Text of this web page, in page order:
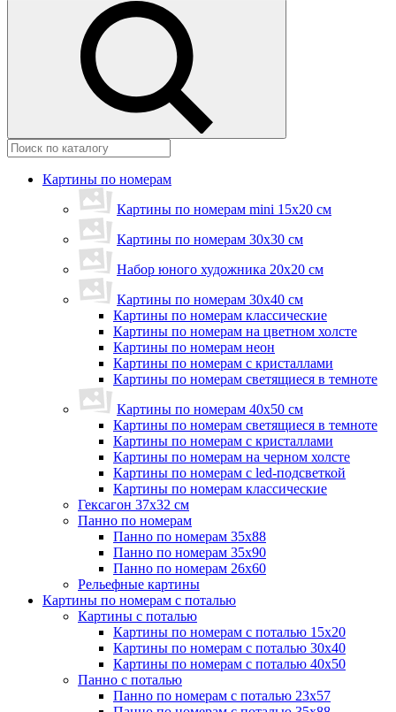
Картины по номерам
Картины по номерам mini 15х20 см
Картины по номерам 30x30 см
Набор юного художника 20х20 см
Картины по номерам 30х40 см
Картины по номерам классические
Картины по номерам на цветном холсте
Картины по номерам неон
Картины по номерам с кристаллами
Картины по номерам светящиеся в темноте
Картины по номерам 40х50 см
Картины по номерам светящиеся в темноте
Картины по номерам с кристаллами
Картины по номерам на черном холсте
Картины по номерам с led-подсветкой
Картины по номерам классические
Гексагон 37х32 см
Панно по номерам
Панно по номерам 35х88
Панно по номерам 35х90
Панно по номерам 26х60
Рельефные картины
Картины по номерам с поталью
Картины с поталью
Картины по номерам с поталью 15х20
Картины по номерам с поталью 30х40
Картины по номерам с поталью 40х50
Панно с поталью
Панно по номерам с поталью 23х57